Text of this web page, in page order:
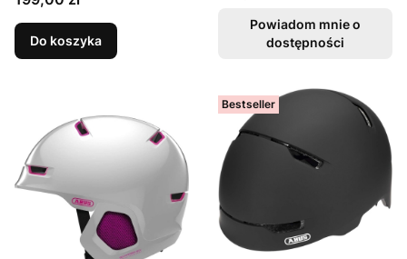
Do koszyka
Powiadom mnie o
dostępności
Bestseller